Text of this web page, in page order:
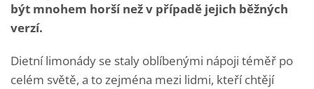
být mnohem horší než v případě jejich běžných
verzí.
Dietní limonády se staly oblíbenými nápoji téměř po
celém světě, a to zejména mezi lidmi, kteří chtějí